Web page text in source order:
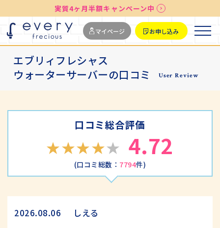
実質4ヶ月半額キャンペーン中
送料無料
最短お届け7日後
マイページ お申し込み
エブリィフレシャス
ウォーターサーバーの口コミ
User Review
口コミ総合評価
4.72
(口コミ総数： 7794件)
2026.08.06 しえる